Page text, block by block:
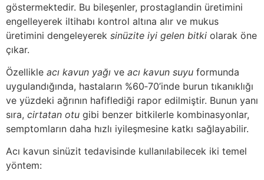
göstermektedir. Bu bileşenler, prostaglandin üretimini
engelleyerek iltihabı kontrol altına alır ve mukus
üretimini dengeleyerek sinüzite iyi gelen bitki olarak öne
çıkar.
Özellikle acı kavun yağı ve acı kavun suyu formunda
uygulandığında, hastaların %60‑70’inde burun tıkanıklığı
ve yüzdeki ağrının hafiflediği rapor edilmiştir. Bunun yanı
sıra, cirtatan otu gibi benzer bitkilerle kombinasyonlar,
semptomların daha hızlı iyileşmesine katkı sağlayabilir.
Acı kavun sinüzit tedavisinde kullanılabilecek iki temel
yöntem: